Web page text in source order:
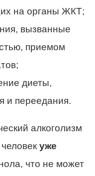
на органы ЖКТ;
вызванные
приемом
диеты,
и переедания.
алкоголизм
уже
что не может